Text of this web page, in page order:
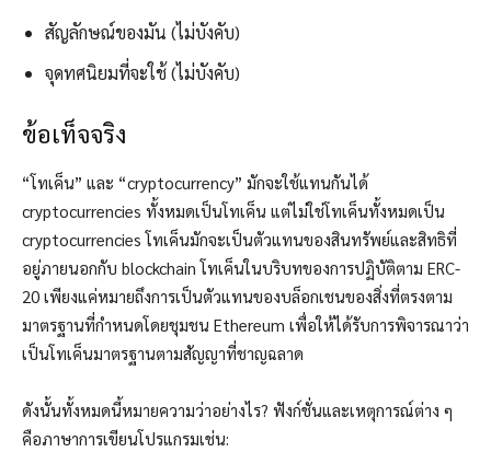
สัญลักษณ์ของมัน (ไม่บังคับ)
จุดทศนิยมที่จะใช้ (ไม่บังคับ)
ข้อเท็จจริง
“โทเค็น” และ “cryptocurrency” มักจะใช้แทนกันได้
cryptocurrencies ทั้งหมดเป็นโทเค็น แต่ไม่ใช่โทเค็นทั้งหมดเป็น
cryptocurrencies โทเค็นมักจะเป็นตัวแทนของสินทรัพย์และสิทธิที่
อยู่ภายนอกกับ blockchain โทเค็นในบริบทของการปฏิบัติตาม ERC-
20 เพียงแค่หมายถึงการเป็นตัวแทนของบล็อกเชนของสิ่งที่ตรงตาม
มาตรฐานที่กำหนดโดยชุมชน Ethereum เพื่อให้ได้รับการพิจารณาว่า
เป็นโทเค็นมาตรฐานตามสัญญาที่ชาญฉลาด
ดังนั้นทั้งหมดนี้หมายความว่าอย่างไร? ฟังก์ชั่นและเหตุการณ์ต่าง ๆ
คือภาษาการเขียนโปรแกรมเช่น: